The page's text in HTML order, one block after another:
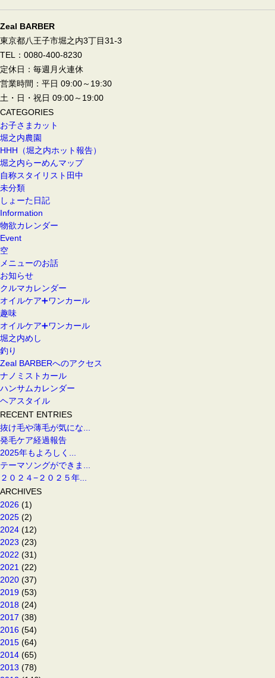
Zeal BARBER
東京都八王子市堀之内3丁目31-3
TEL：0080-400-8230
定休日：毎週月火連休
営業時間：平日 09:00～19:30
土・日・祝日 09:00～19:00
CATEGORIES
お子さまカット
堀之内農園
HHH（堀之内ホット報告）
堀之内らーめんマップ
自称スタイリスト田中
未分類
しょーた日記
Information
物欲カレンダー
Event
空
メニューのお話
お知らせ
クルマカレンダー
オイルケア➕ワンカール
趣味
オイルケア➕ワンカール
堀之内めし
釣り
Zeal BARBERへのアクセス
ナノミストカール
ハンサムカレンダー
ヘアスタイル
RECENT ENTRIES
抜け毛や薄毛が気にな...
発毛ケア経過報告
2025年もよろしく...
テーマソングができま...
２０２４−２０２５年...
ARCHIVES
2026 (1)
2025 (2)
2024 (12)
2023 (23)
2022 (31)
2021 (22)
2020 (37)
2019 (53)
2018 (24)
2017 (38)
2016 (54)
2015 (64)
2014 (65)
2013 (78)